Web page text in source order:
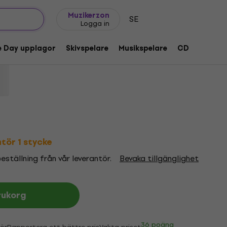
Muzikerzon
Logga in SE
Day upplagor Skivspelare Musikspelare CD
Ours Forever (LP)
1219722
1 stycke
från vår leverantör. Bevaka tillgänglighet